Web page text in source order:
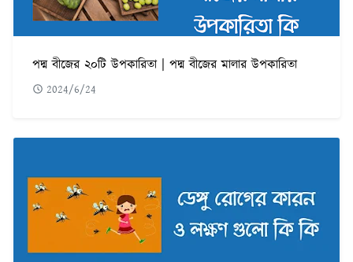
পদ্ম বীজের ২০টি উপকারিতা | পদ্ম বীজের মালার উপকারিতা
2024/6/24